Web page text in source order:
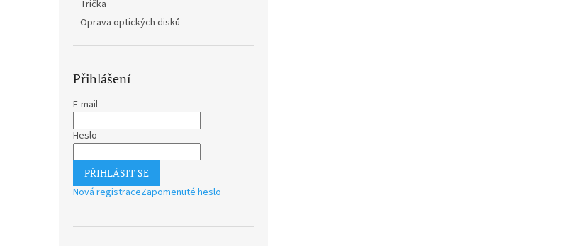
Trička
Oprava optických disků
Přihlášení
E-mail
Heslo
PŘIHLÁSIT SE
Nová registraceZapomenuté heslo